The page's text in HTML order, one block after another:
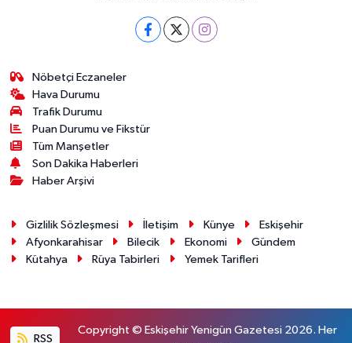
Nöbetçi Eczaneler
Hava Durumu
Trafik Durumu
Puan Durumu ve Fikstür
Tüm Manşetler
Son Dakika Haberleri
Haber Arşivi
Gizlilik Sözleşmesi İletişim Künye
Eskişehir
Afyonkarahisar
Bilecik Ekonomi
Gündem
Kütahya
Rüya Tabirleri Yemek Tarifleri
RSS
Copyright © Eskişehir Yenigün Gazetesi 2026. Her